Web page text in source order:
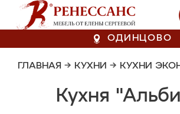
ОДИНЦОВО
ГЛАВНАЯ → КУХНИ → КУХНИ
Кухня